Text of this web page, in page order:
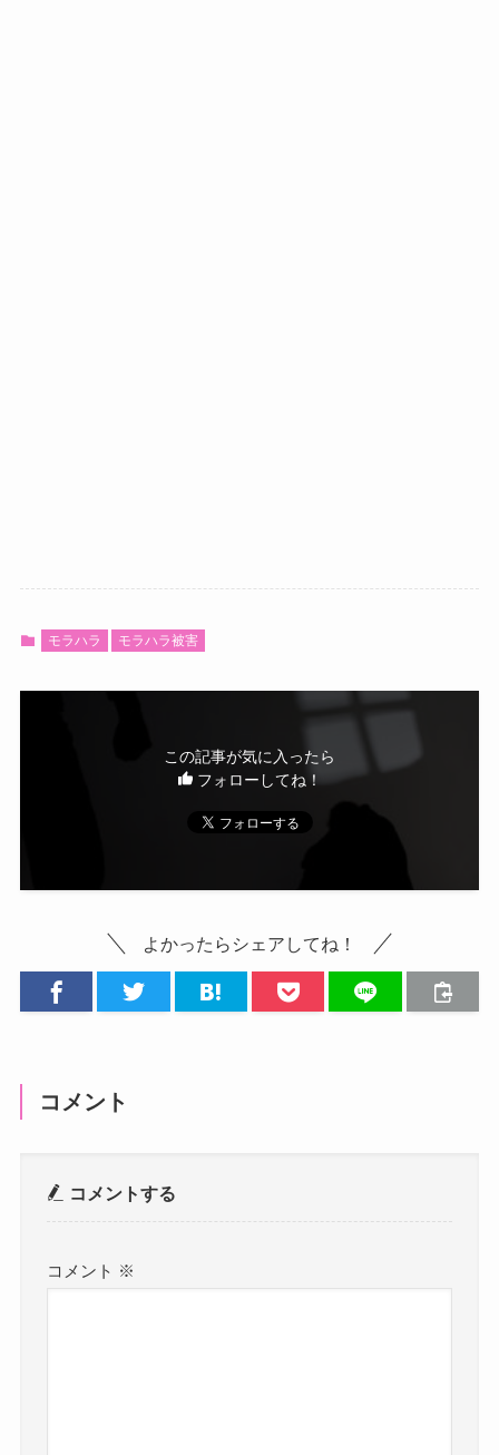
モラハラ モラハラ被害
この記事が気に入ったら
フォローしてね！
よかったらシェアしてね！
コメント
コメントする
コメント ※